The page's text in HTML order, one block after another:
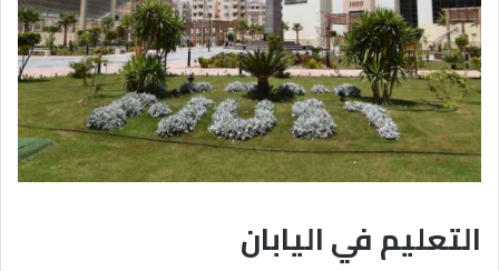
التعليم في اليابان